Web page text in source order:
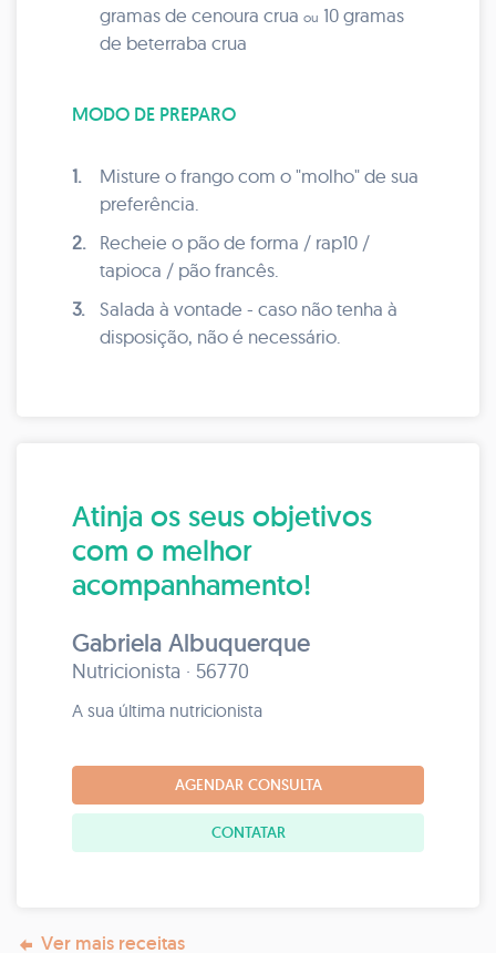
gramas de cenoura crua ou 10 gramas
de beterraba crua
MODO DE PREPARO
1.
Misture o frango com o "molho" de sua
preferência.
2.
Recheie o pão de forma / rap10 /
tapioca / pão francês.
3.
Salada à vontade - caso não tenha à
disposição, não é necessário.
Atinja os seus objetivos
com o melhor
acompanhamento!
Gabriela Albuquerque
Nutricionista · 56770
A sua última nutricionista
AGENDAR CONSULTA
CONTATAR
Ver mais receitas